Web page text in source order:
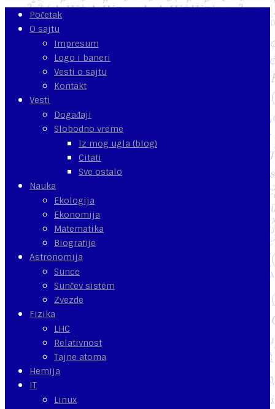
Početak
O sajtu
Impresum
Logo i baneri
Vesti o sajtu
Kontakt
Vesti
Događaji
Slobodno vreme
Iz mog ugla (blog)
Citati
Sve ostalo
Nauka
Ekologija
Ekonomija
Matematika
Biografije
Astronomija
Sunce
Sunčev sistem
Zvezde
Fizika
LHC
Relativnost
Tajne atoma
Hemija
IT
Linux